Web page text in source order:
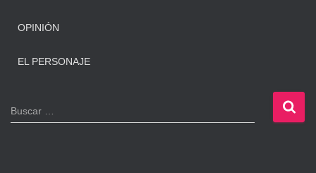
OPINIÓN
EL PERSONAJE
B
u
Buscar …